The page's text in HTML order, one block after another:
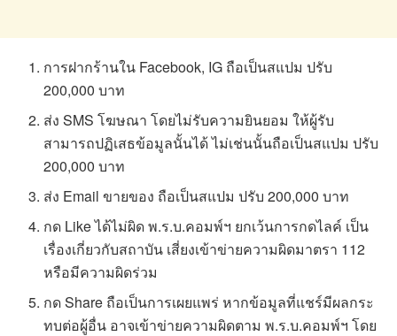
การฝากร้านใน Facebook, IG ถือเป็นสแปม ปรับ
200,000 บาท
ส่ง SMS โฆษณา โดยไม่รับความยินยอม ให้ผู้รับ
สามารถปฏิเสธข้อมูลนั้นได้ ไม่เช่นนั้นถือเป็นสแปม ปรับ
200,000 บาท
ส่ง Email ขายของ ถือเป็นสแปม ปรับ 200,000 บาท
กด Like ได้ไม่ผิด พ.ร.บ.คอมพ์ฯ ยกเว้นการกดไลค์ เป็น
เรื่องเกี่ยวกับสถาบัน เสี่ยงเข้าข่ายความผิดมาตรา 112
หรือมีความผิดร่วม
กด Share ถือเป็นการเผยแพร่ หากข้อมูลที่แชร์มีผลกระ
ทบต่อผู้อื่น อาจเข้าข่ายความผิดตาม พ.ร.บ.คอมพ์ฯ โดย